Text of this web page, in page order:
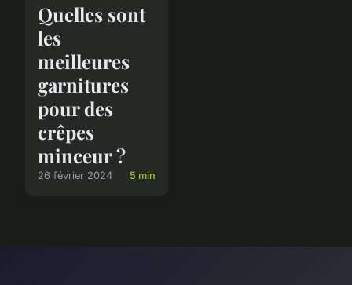
Quelles sont
les
meilleures
garnitures
pour des
crêpes
minceur ?
26 février 2024 5 min